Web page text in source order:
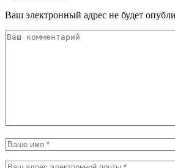
Ваш электронный адрес не будет